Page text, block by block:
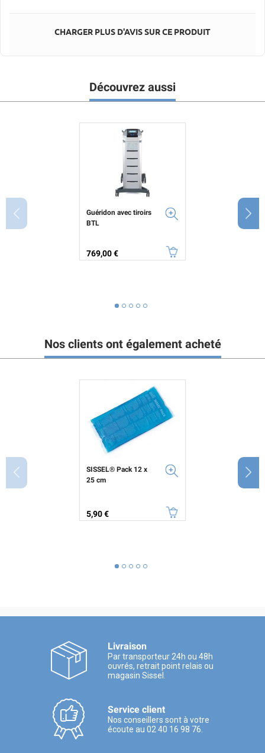
CHARGER PLUS D'AVIS SUR CE PRODUIT
Découvrez aussi
Guéridon avec tiroirs
BTL
Prix
769,00 €
Nos clients ont également acheté
SISSEL® Pack 12 x
25 cm
Prix
5,90 €
Livraison
Par transporteur 24h ou 48h
ouvrés, retrait point relais ou
magasin Sissel.
Service client
Nos conseillers sont à votre
écoute au 02 40 16 98 76.